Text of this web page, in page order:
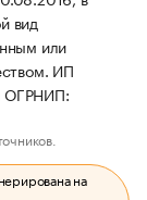
вид
или
ИП
ОГРНИП:
на